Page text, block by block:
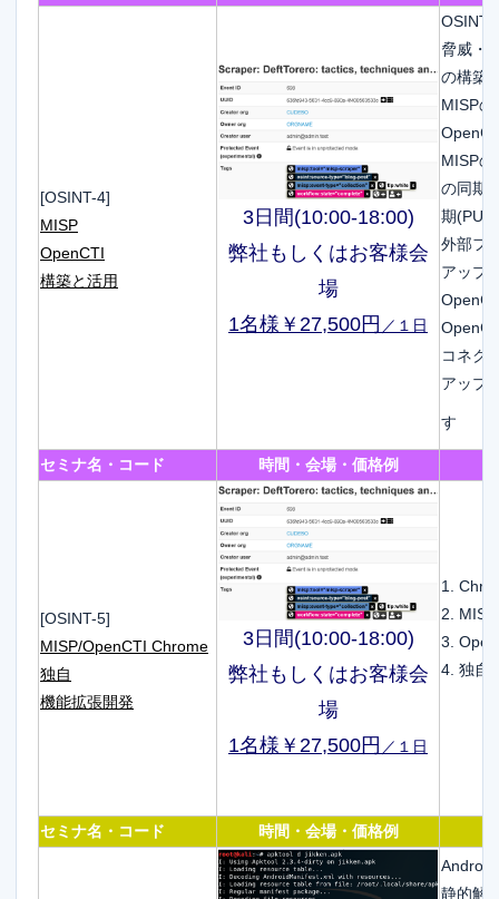
[OSINT-4]
MISP
OpenCTI
構築と活用
3日間(10:00-18:00)
弊社もしくはお客様会
場
1名様￥27,500円 ／１日
OSINT
脅威・
の構築
MISP
MISP
の同期
期
外部フ
アップ
コネク
アップ
す
セミナ名・コード 時間・会場・価格例
[OSINT-5]
MISP/OpenCTI Chrome
独自
機能拡張開発
3日間(10:00-18:00)
弊社もしくはお客様会
場
1名様￥27,500円 ／１日
1.
2.
3.
4. 独⾃
セミナ名・コード
時間・会場・価格例
静的解